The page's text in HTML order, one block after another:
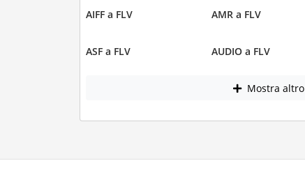
AIFF a FLV AMR a FLV
ASF a FLV AUDIO a FLV
Mostra altro